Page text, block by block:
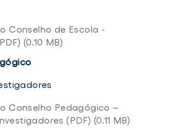
Conselho de Escola -
(0.10 MB)
Conselho Pedagógico –
(PDF) (0.11 MB)